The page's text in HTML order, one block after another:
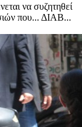
να συζητηθεί
που... ΔΙΑΒ...